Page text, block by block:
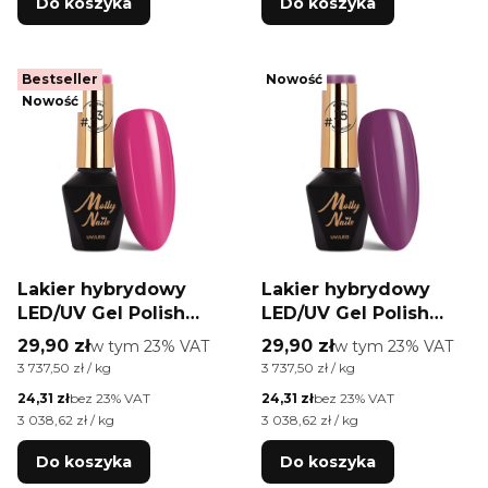
Bestseller
Nowość
Lakier hybrydowy
LED/UV Gel Polish
Molly Nails #Juicy by
Monika Mielniczuk
free 8g
Cena brutto
29,90 złw tym %s VAT
w tym 23% VAT
Cena jednostkowa brutto
3 737,50 zł / kg
Cena netto
24,31 złbez 23% VAT
Cena jednostkowa netto
3 038,62 zł / kg
Do koszyka
Nowość
Lakier hybrydowy
LED/UV Gel Polish
Molly Nails #Juicy by
Monika Mielniczuk
free 8g
Cena brutto
29,90 złw tym %s VAT
w tym 23% VAT
Cena jednostkowa brutto
3 737,50 zł / kg
Cena netto
24,31 złbez 23% VAT
Cena jednostkowa netto
3 038,62 zł / kg
Do koszyka